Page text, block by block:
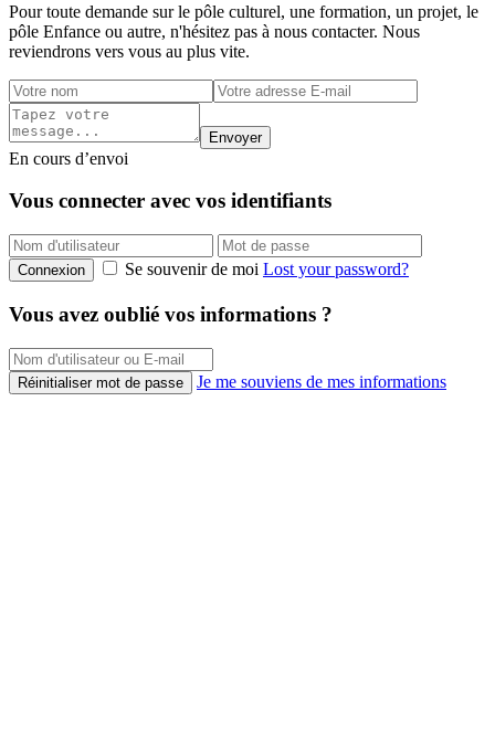
Pour toute demande sur le pôle culturel, une formation, un projet, le
pôle Enfance ou autre, n'hésitez pas à nous contacter. Nous
reviendrons vers vous au plus vite.
Envoyer
En cours d’envoi
Vous connecter avec vos identifiants
Connexion Se souvenir de moi Lost your password?
Vous avez oublié vos informations ?
Réinitialiser mot de passe Je me souviens de mes informations